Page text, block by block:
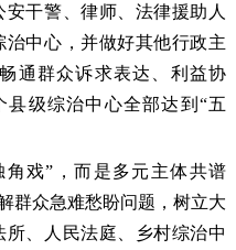
干警、律师、法律援助人
治中心，并做好其他行政主
通群众诉求表达、利益协
级综治中心全部达到“五
戏”，而是多元主体共谱
群众急难愁盼问题，树立大
、人民法庭、乡村综治中